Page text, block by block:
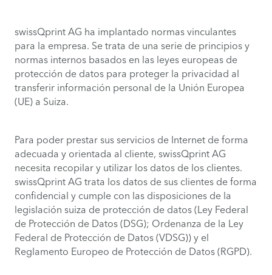
swissQprint AG ha implantado normas vinculantes
para la empresa. Se trata de una serie de principios y
normas internos basados en las leyes europeas de
protección de datos para proteger la privacidad al
transferir información personal de la Unión Europea
(UE) a Suiza.
Para poder prestar sus servicios de Internet de forma
adecuada y orientada al cliente, swissQprint AG
necesita recopilar y utilizar los datos de los clientes.
swissQprint AG trata los datos de sus clientes de forma
confidencial y cumple con las disposiciones de la
legislación suiza de protección de datos (Ley Federal
de Protección de Datos (DSG); Ordenanza de la Ley
Federal de Protección de Datos (VDSG)) y el
Reglamento Europeo de Protección de Datos (RGPD).